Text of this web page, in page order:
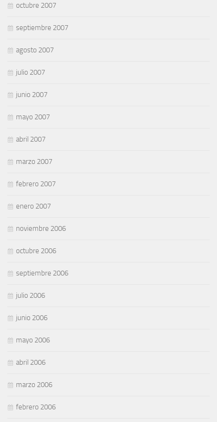
octubre 2007
septiembre 2007
agosto 2007
julio 2007
junio 2007
mayo 2007
abril 2007
marzo 2007
febrero 2007
enero 2007
noviembre 2006
octubre 2006
septiembre 2006
julio 2006
junio 2006
mayo 2006
abril 2006
marzo 2006
febrero 2006